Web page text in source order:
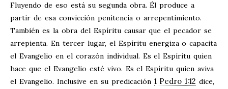
Fluyendo de eso está su segunda obra. Él produce a
partir de esa convicción penitencia o arrepentimiento.
También es la obra del Espíritu causar que el pecador se
arrepienta. En tercer lugar, el Espíritu energiza o capacita
el Evangelio en el corazón individual. Es el Espíritu quien
hace que el Evangelio esté vivo. Es el Espíritu quien aviva
el Evangelio. Inclusive en su predicación 1 Pedro 1:12 dice,